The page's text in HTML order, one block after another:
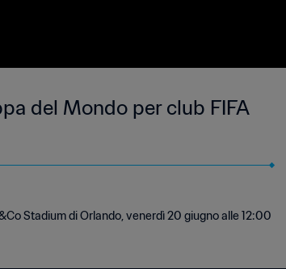
del Mondo per club FIFA
Stadium di Orlando, venerdì 20 giugno alle 12:00